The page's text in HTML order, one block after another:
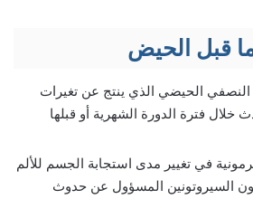
قبل الحيض
النصفي الحيضي الذي ينتج عن تغيرات
خلال فترة الدورة الشهرية أو قبلها
في تغيير مدى استجابة الجسم للألم
السيروتونين المسؤول عن حدوث